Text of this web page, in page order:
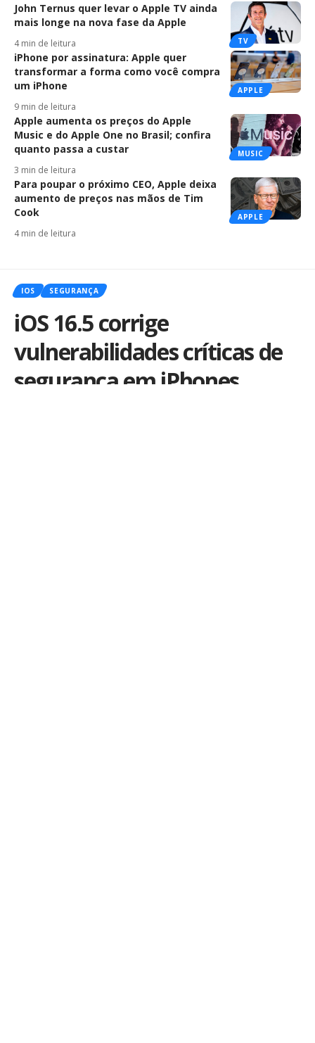
TV
John Ternus quer levar o Apple TV ainda
mais longe na nova fase da Apple
4 min de leitura
APPLE
iPhone por assinatura: Apple quer
transformar a forma como você compra
um iPhone
9 min de leitura
MUSIC
Apple aumenta os preços do Apple
Music e do Apple One no Brasil; confira
quanto passa a custar
3 min de leitura
APPLE
Para poupar o próximo CEO, Apple deixa
aumento de preços nas mãos de Tim
Cook
4 min de leitura
IOS SEGURANÇA
iOS 16.5 corrige
vulnerabilidades críticas de
segurança em iPhones